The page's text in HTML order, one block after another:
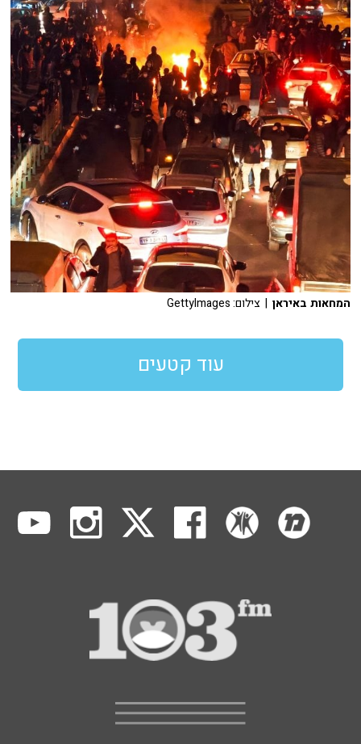
המחאות באיראן | צילום: GettyImages
עוד קטעים